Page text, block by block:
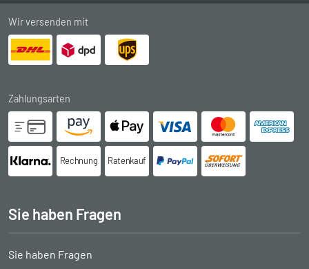
Wir versenden mit
Zahlungsarten
Rechnung Ratenkauf
Sie haben Fragen
Sie haben Fragen